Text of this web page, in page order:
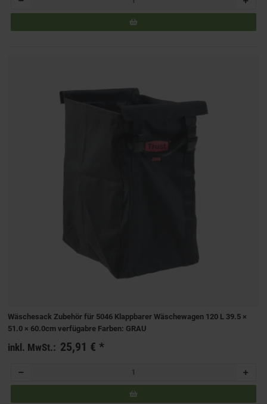
Wäschesack Zubehör für 5046 Klappbarer Wäschewagen 120 L 39.5 ×
51.0 × 60.0cm verfügabre Farben: GRAU
inkl. MwSt.: 25,91 €*